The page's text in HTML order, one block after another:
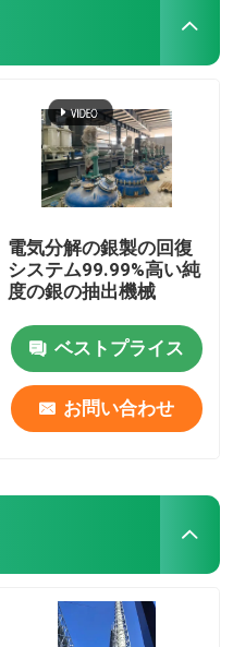
電気分解の銀製の回復
システム99.99%高い純
度の銀の抽出機械
ベストプライス
お問い合わせ